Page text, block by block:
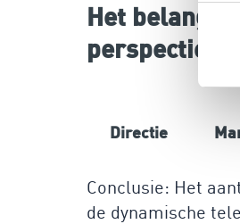
Het belang
perspectieven
Directie
Conclusie: Het
de dynamische